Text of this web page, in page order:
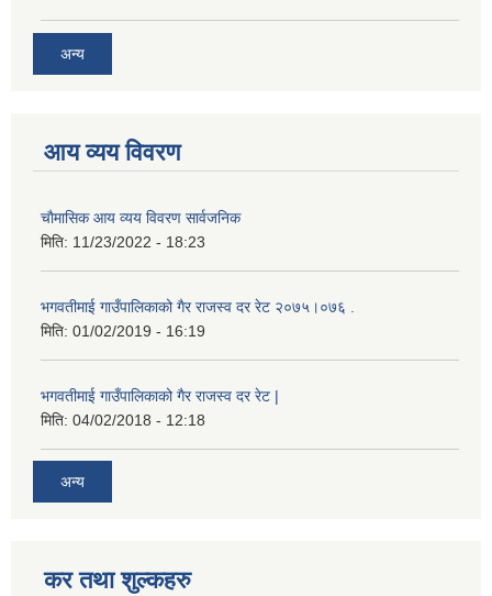
अन्य
आय व्यय विवरण
चाैमासिक आय व्यय विवरण सार्वजनिक
मिति: 11/23/2022 - 18:23
भगवतीमाई गाउँपालिकाको गैर राजस्व दर रेट २०७५।०७६ .
मिति: 01/02/2019 - 16:19
भगवतीमाई गाउँपालिकाको गैर राजस्व दर रेट |
मिति: 04/02/2018 - 12:18
अन्य
कर तथा शुल्कहरु